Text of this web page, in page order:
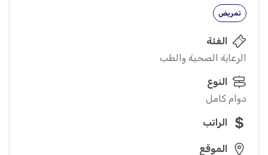
تمريض
الفئة
الرعاية الصحية والطب
النوع
دوام كامل
الراتب
الموقع